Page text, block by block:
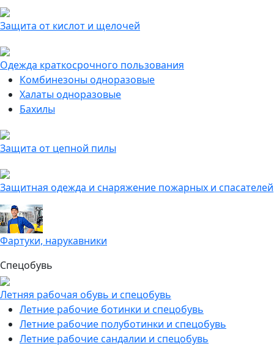
Защита от кислот и щелочей
Одежда краткосрочного пользования
Комбинезоны одноразовые
Халаты одноразовые
Бахилы
Защита от цепной пилы
Защитная одежда и снаряжение пожарных и спасателей
Фартуки, нарукавники
Спецобувь
Летняя рабочая обувь и спецобувь
Летние рабочие ботинки и спецобувь
Летние рабочие полуботинки и спецобувь
Летние рабочие сандалии и спецобувь